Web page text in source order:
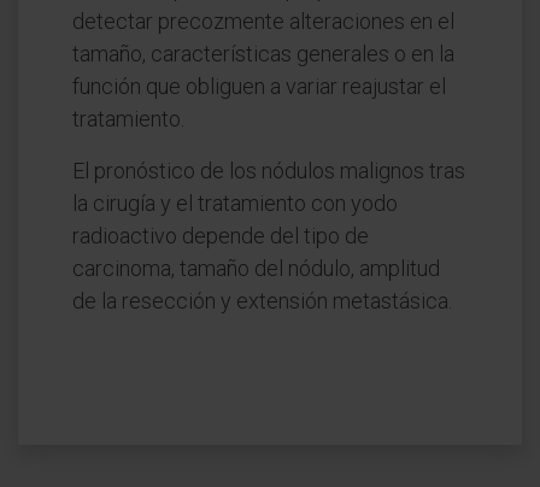
detectar precozmente alteraciones en el
tamaño, características generales o en la
función que obliguen a variar reajustar el
tratamiento.
El pronóstico de los nódulos malignos tras
la cirugía y el tratamiento con yodo
radioactivo depende del tipo de
carcinoma, tamaño del nódulo, amplitud
de la resección y extensión metastásica.